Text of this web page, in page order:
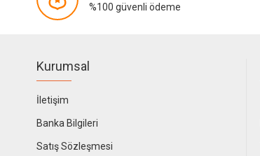
%100 güvenli ödeme
Kurumsal
İletişim
Banka Bilgileri
Satış Sözleşmesi